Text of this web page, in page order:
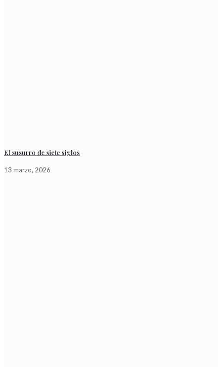
El susurro de siete siglos
13 marzo, 2026